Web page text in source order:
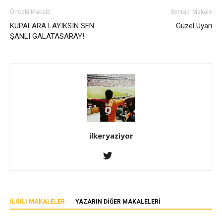
Önceki Makale
KUPALARA LAYIKSIN SEN
ŞANLI GALATASARAY!
Sonraki Makale
Güzel Uyarı
ilkeryaziyor
İLGILI MAKALELER YAZARIN DIĞER MAKALELERI